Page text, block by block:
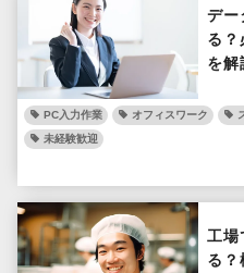
デー
る？
を解
PC入力作業 オフィスワーク
未経験歓迎
工場
る？